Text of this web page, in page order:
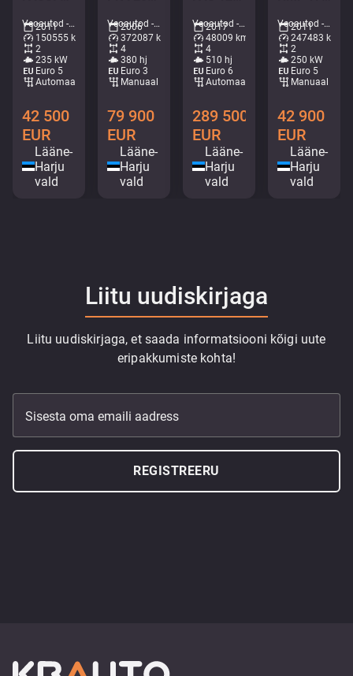
Veoautod - Kraanaga kallur • M253-8328
2011
150555 km
2
235 kW
Euro 5
Automaat
42 500
EUR
Lääne-
Harju
vald
Veoautod - Kraanaga madel • M582-2228
2006
372087 km
4
380 hj
Euro 3
Manuaal
79 900
EUR
Lääne-
Harju
vald
Veoautod - Puksiir • M988-9081
2017
48009 km
4
510 hj
Euro 6
Automaat
289 500
EUR
Lääne-
Harju
vald
Veoautod - Kraanaga madel • M881-3929
2011
247483 km
2
250 kW
Euro 5
Manuaal
42 900
EUR
Lääne-
Harju
vald
Liitu uudiskirjaga
Liitu uudiskirjaga, et saada informatsiooni kõigi uute
eripakkumiste kohta!
Sisesta oma emaili aadress
REGISTREERU